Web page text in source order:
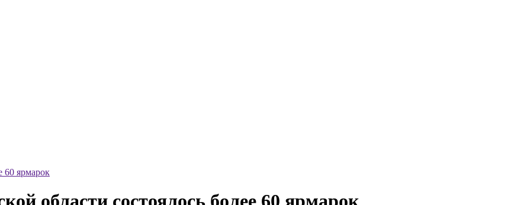
60 ярмарок